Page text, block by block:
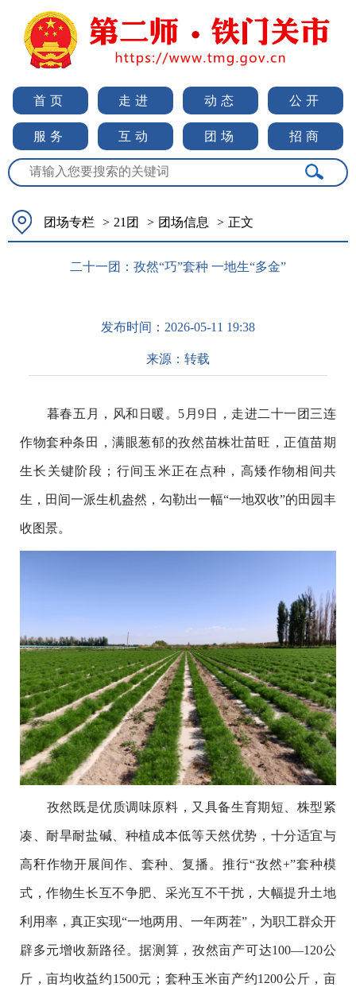
首页 走进 动态 公开
服务 互动 团场 招商
团场专栏 > 21团 > 团场信息 > 正文
二十一团：孜然“巧”套种 一地生“多金”
发布时间： 2026-05-11 19:38
来源： 转载
暮春五月，风和日暖。5月9日，走进二十一团 三连
作物套种条田，满眼葱郁的孜然苗株壮苗旺，正值苗期
生长关键阶段；行间玉米正在点种，高矮作物相间共
生，田间一派生机盎然，勾勒出一幅“一地双收”的田园丰
收图景。
孜然既是优质调味原料，又具备生育期短、株型紧
凑、耐旱耐盐碱、种植成本低等天然优势，十分适宜与
高秆作物开展间作、套种、复播。推行“孜然+”套种模
式，作物生长互不争肥、采光互不干扰，大幅提升土地
利用率，真正实现“一地两用、一年两茬”，为职工群众开
辟多元增收新路径。据测算，孜然亩产可达100—120公
斤，亩均收益约1500元；套种玉米亩产约1200公斤，亩